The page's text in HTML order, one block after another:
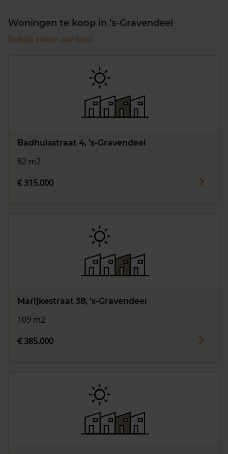
Woningen te koop in 's-Gravendeel
Bekijk meer aanbod
Badhuisstraat 4, 's-Gravendeel
82 m2
€ 315.000
Marijkestraat 38, 's-Gravendeel
109 m2
€ 385.000